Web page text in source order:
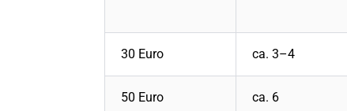
30 Euro ca. 3–4
50 Euro ca. 6